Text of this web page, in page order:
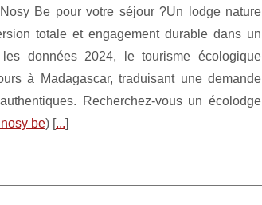
Be pour votre séjour ?Un lodge nature
totale et engagement durable dans un
données 2024, le tourisme écologique
à Madagascar, traduisant une demande
Recherchez-vous un écolodge
be) [...]